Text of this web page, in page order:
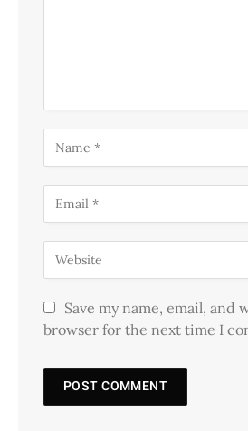
Save my name, email, and
browser for the next time I